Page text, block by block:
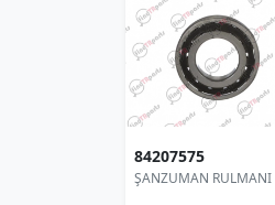
84207575
ŞANZUMAN RULMANI